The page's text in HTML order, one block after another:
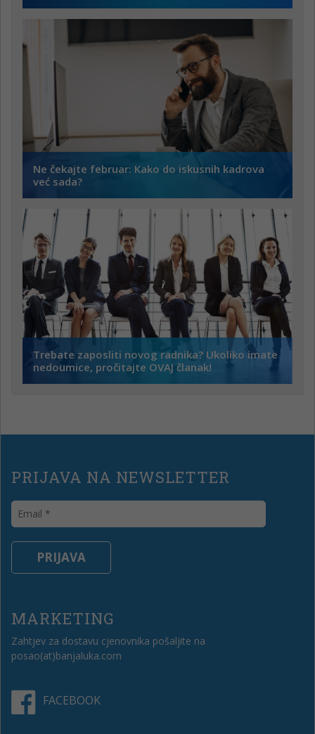
Ne čekajte februar: Kako do iskusnih kadrova
već sada?
Trebate zaposliti novog radnika? Ukoliko imate
nedoumice, pročitajte OVAJ članak!
PRIJAVA NA NEWSLETTER
MARKETING
Zahtjev za dostavu cjenovnika pošaljite na
posao(at)banjaluka.com
FACEBOOK